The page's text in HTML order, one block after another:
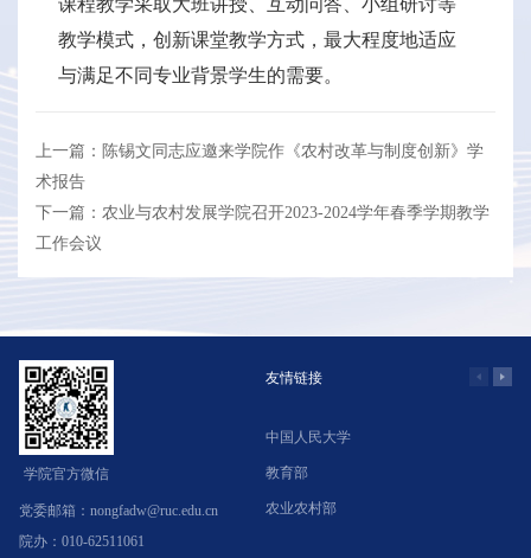
课程教学采取大班讲授、互动问答、小组研讨等
教学模式，创新课堂教学方式，最大程度地适应
与满足不同专业背景学生的需要。
上一篇：陈锡文同志应邀来学院作《农村改革与制度创新》学
术报告
下一篇：农业与农村发展学院召开2023-2024学年春季学期教学
工作会议
学院官方微信
党委邮箱：nongfadw@ruc.edu.cn
院办：010-62511061
友情链接
中国人民大学
教育部
农业农村部